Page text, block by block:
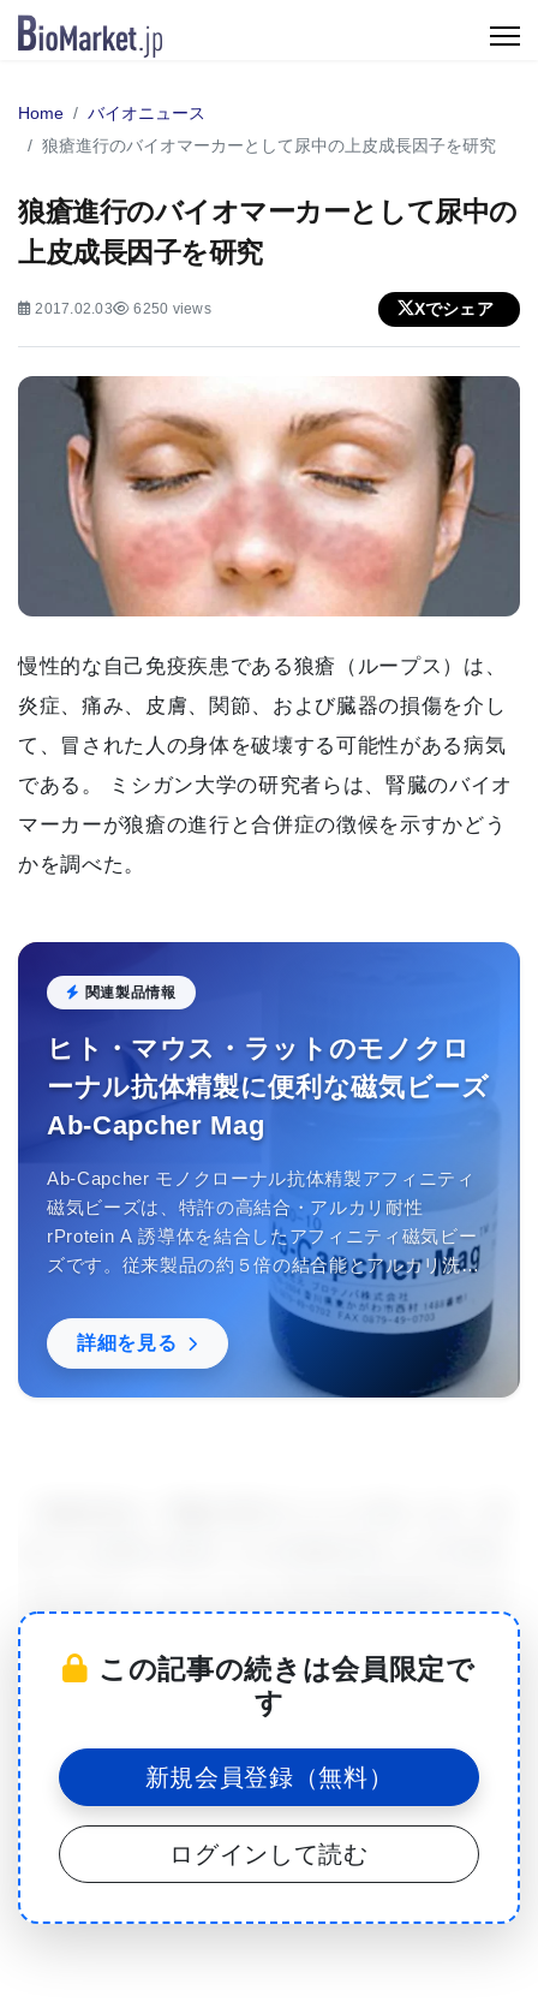
Home
バイオニュース
狼瘡進行のバイオマーカーとして尿中の上皮成長因子を研究
狼瘡進行のバイオマーカーとして尿中の
上皮成長因子を研究
2017.02.03 6250 views Xでシェア
慢性的な自己免疫疾患である狼瘡（ループス）は、
炎症、痛み、皮膚、関節、および臓器の損傷を介し
て、冒された人の身体を破壊する可能性がある病気
である。 ミシガン大学の研究者らは、腎臓のバイオ
マーカーが狼瘡の進行と合併症の徴候を示すかどう
かを調べた。
関連製品情報
ヒト・マウス・ラットのモノクロ
ーナル抗体精製に便利な磁気ビーズ
Ab-Capcher Mag
Ab-Capcher モノクローナル抗体精製アフィニティ
磁気ビーズは、特許の高結合・アルカリ耐性
rProtein A 誘導体を結合したアフィニティ磁気ビー
ズです。従来製品の約５倍の結合能とアルカリ洗浄
による再使用ができるため、従来のアフィニティ磁
気ビーズでは困難だった多量の抗体精製を簡便に行
うことができます。
詳細を見る
科医学およびInstitute for Healthcare Policy and
Innovationのメンバーである、内科（リウマチ学）
准教授のEmily Somers, Ph.D., Sc.M.は述べてい
る。
「さらに、バイオマーカーが早期に腎臓の関与を検
出し、進行を監視することには、大きなニーズがあ
ります。」 Somers博士は狼瘡の結果を研究し、ミ
この記事の続きは会員限定で
す
新規会員登録（無料）
ログインして読む